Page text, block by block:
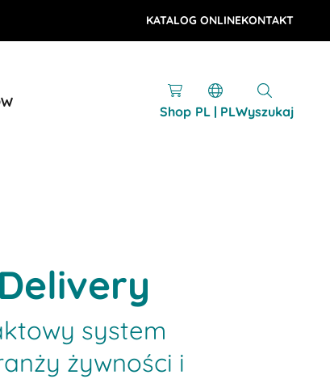
KATALOG ONLINEKONTAKT
Shop PL | PLWyszukaj
system
żywności i